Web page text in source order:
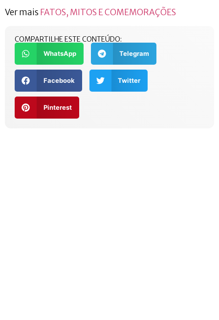
Ver mais FATOS, MITOS E COMEMORAÇÕES
COMPARTILHE ESTE CONTEÚDO:
WhatsApp Telegram
Facebook Twitter
Pinterest